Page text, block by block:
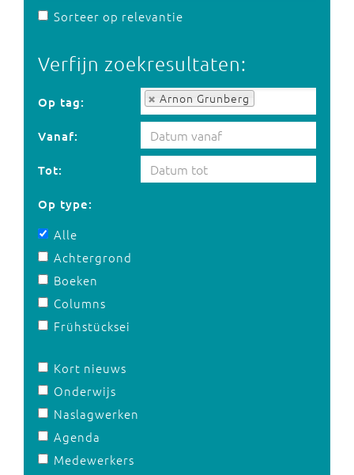
Sorteer op relevantie
Verfijn zoekresultaten:
Op tag: Arnon Grunberg
Op tag:
Vanaf:
Tot:
Op type:
Alle
Achtergrond
Boeken
Columns
Frühstücksei
Kort nieuws
Onderwijs
Naslagwerken
Agenda
Medewerkers